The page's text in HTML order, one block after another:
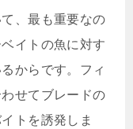
、最も重要なの
イトの魚に対す
からです。フィ
せてブレードの
トを誘発しま